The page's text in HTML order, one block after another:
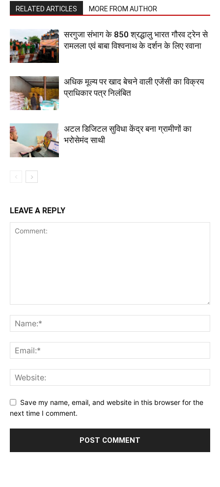
RELATED ARTICLES MORE FROM AUTHOR
सरगुजा संभाग के 850 श्रद्धालु भारत गौरव ट्रेन से
रामलला एवं बाबा विश्वनाथ के दर्शन के लिए रवाना
अधिक मूल्य पर खाद बेचने वाली एजेंसी का विक्रय
प्राधिकार पत्र निलंबित
अटल डिजिटल सुविधा केंद्र बना ग्रामीणों का
भरोसेमंद साथी
LEAVE A REPLY
Save my name, email, and website in this browser for the
next time I comment.